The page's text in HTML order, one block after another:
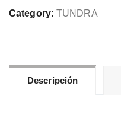
3509-
Category: TUNDRA
Descripción